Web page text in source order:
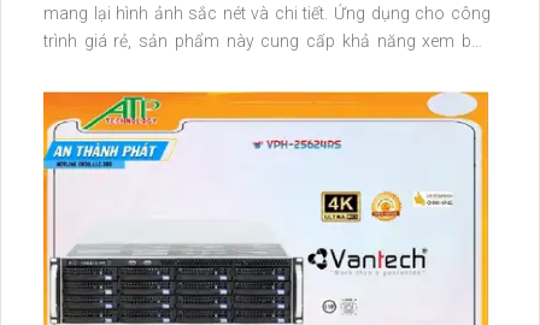
mang lại hình ảnh sắc nét và chi tiết. Ứng dụng cho công
trình giá rẻ, sản phẩm này cung cấp khả năng xem ban
bị công nghệ IP POE, không giảm chất lượng hình ảnh, đồng
thời hỗ trợ hồng ngoại EXIR